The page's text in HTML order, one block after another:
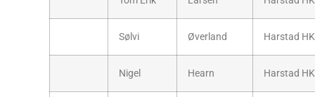
Sølvi Øverland Harstad HK
Nigel Hearn Harstad HK